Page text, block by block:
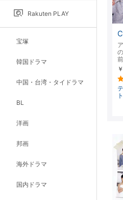
Rakuten PLAY
宝塚
韓国ドラマ
中国・台湾・タイドラマ
BL
洋画
邦画
海外ドラマ
国内ドラマ